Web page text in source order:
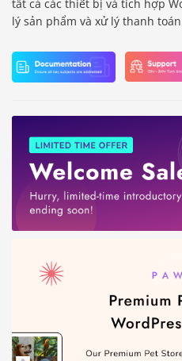
tất cả các thiết bị và tích hợp
lý sản phẩm và xử lý thanh